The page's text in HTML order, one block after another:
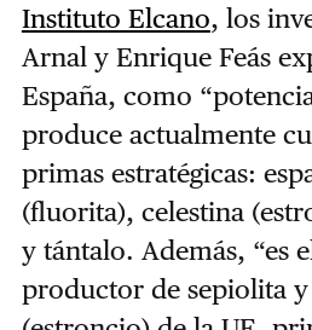
Instituto Elcano, los
Arnal y Enrique Feás
España, como
produce actualmente
primas estratégicas:
(fluorita), celestina
y tántalo. Además, “es
productor de sepiolita y